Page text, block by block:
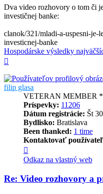
Dva video rozhovory o tom či
investičnej banke:
clanok/321/mladi-a-uspesni-je-
investicnej-banke
Hospodárske výsledky
filip glasa
VETERAN MEMBER
Príspevky: 11206
Dátum registrácie: Št
Bydlisko: Bratislava
Been thanked: 1 time
Kontaktovať
informácie
používateľa
-
filip
Odkaz na vlastný web
Re: Video rozhovory a